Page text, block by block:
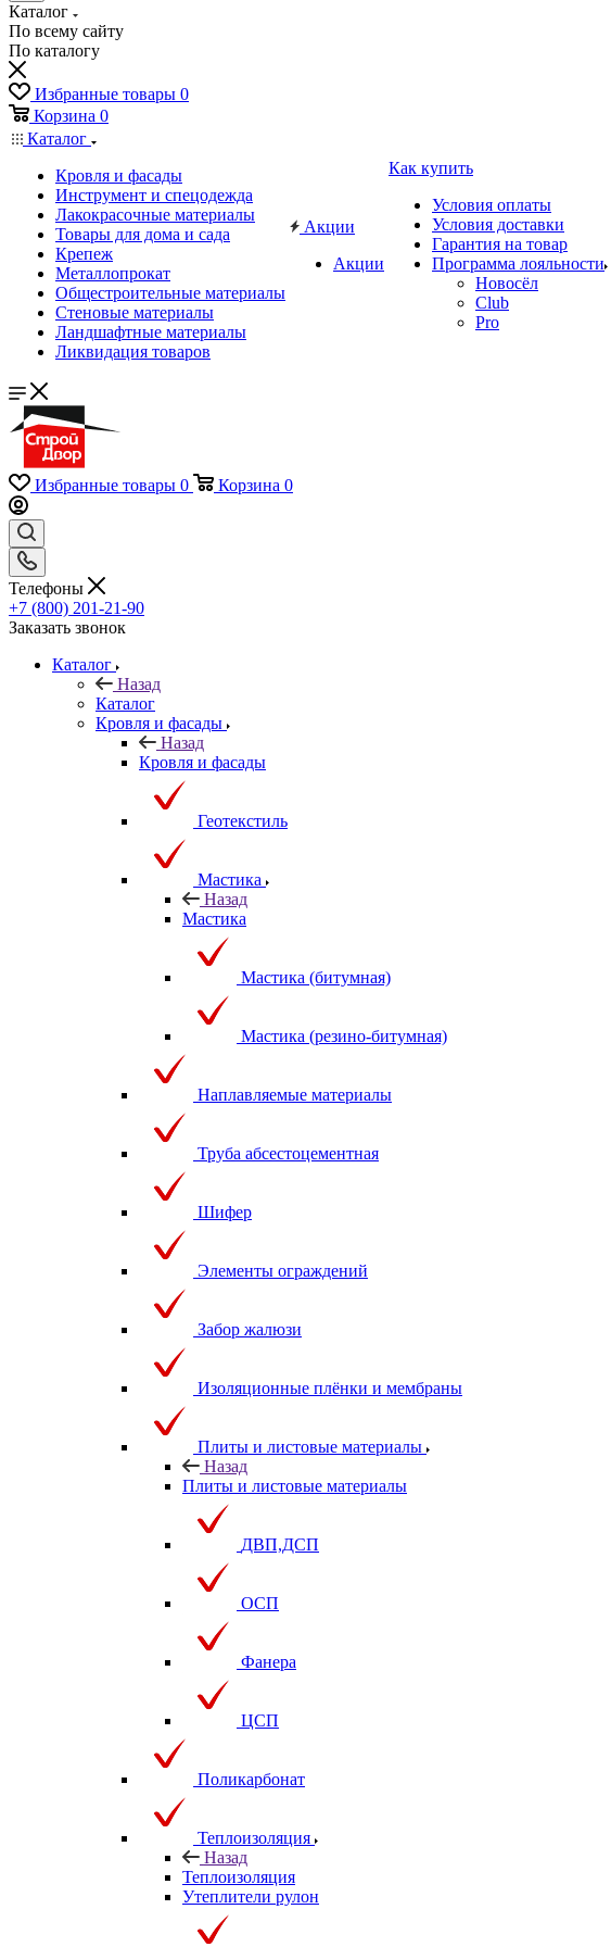
Каталог
По всему сайту
По каталогу
Избранные товары 0
Корзина 0
Каталог
Кровля и фасады
Инструмент и спецодежда
Лакокрасочные материалы
Товары для дома и сада
Крепеж
Металлопрокат
Общестроительные материалы
Стеновые материалы
Ландшафтные материалы
Ликвидация товаров
Акции
Акции
Как купить
Условия оплаты
Условия доставки
Гарантия на товар
Программа лояльности
Новосёл
Club
Pro
Избранные товары 0 Корзина 0
Телефоны
+7 (800) 201-21-90
Заказать звонок
Каталог
Назад
Каталог
Кровля и фасады
Назад
Кровля и фасады
Геотекстиль
Мастика
Назад
Мастика
Мастика (битумная)
Мастика (резино-битумная)
Наплавляемые материалы
Труба абсестоцементная
Шифер
Элементы ограждений
Забор жалюзи
Изоляционные плёнки и мембраны
Плиты и листовые материалы
Назад
Плиты и листовые материалы
ДВП,ДСП
ОСП
Фанера
ЦСП
Поликарбонат
Теплоизоляция
Назад
Теплоизоляция
Утеплители рулон